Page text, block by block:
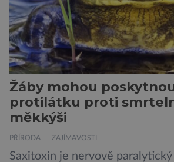
Žáby mohou
protilátku proti
měkkýši
PŘÍRODA ZAJÍMAVOSTI
Saxitoxin je nervově paralytický